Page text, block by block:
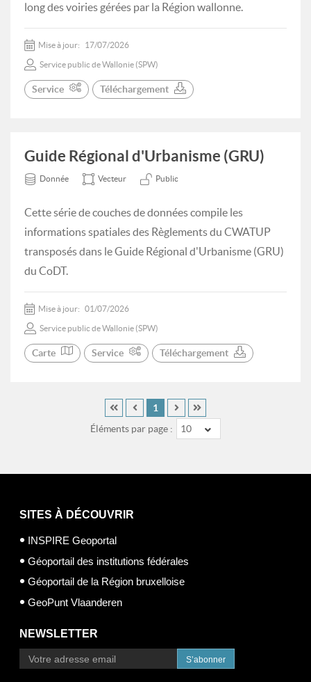
long des voiries gérées par la Région wallonne.
Mise à jour: 17/07/2026
Service public de Wallonie (SPW)
Service Téléchargement
Guide Régional d'Urbanisme (GRU)
Donnée Vecteur Public
Cette série de couches de données compile les
informations spatiales des Règlements du CWATUP
transposés dans le Guide Régional d'Urbanisme (GRU)
du CoDT.
Mise à jour: 01/07/2026
Service public de Wallonie (SPW)
Carte Service Téléchargement
Éléments par page : 10
1
SITES À DÉCOUVRIR
INSPIRE Geoportal
Géoportail des institutions fédérales
Géoportail de la Région bruxelloise
GeoPunt Vlaanderen
NEWSLETTER
S’abonner